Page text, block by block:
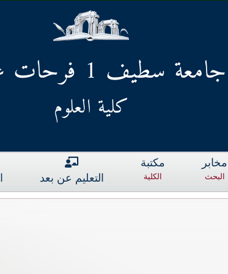
جامعة سطيف 1 فرحات عباس
كلية العلوم
مخابر
البحث
مكتبة
الكلية التعليم عن بعد